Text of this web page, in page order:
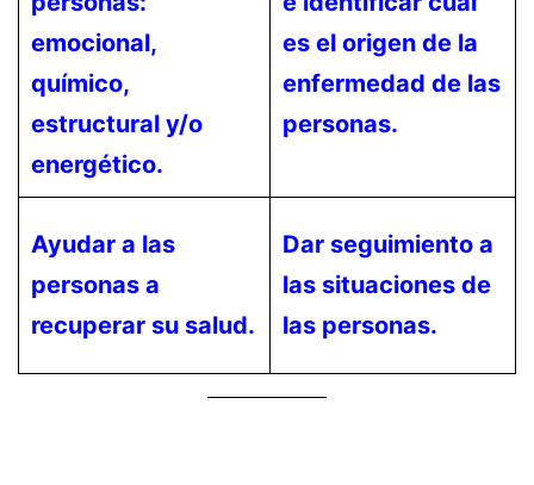
emocional,
químico,
estructural y/o
energético.
es el origen de la
enfermedad de las
personas.
Ayudar a las
personas a
recuperar su salud.
Dar seguimiento a
las situaciones de
las personas.